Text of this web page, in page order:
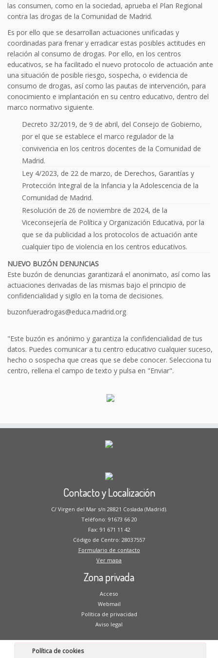
las consumen, como en la sociedad, aprueba el Plan Regional
contra las drogas de la Comunidad de Madrid.
Es por ello que se desarrollan actuaciones unificadas y
coordinadas para frenar y erradicar estas posibles actitudes en
relación al consumo de drogas. Por ello, en los centros
educativos, se ha facilitado el nuevo protocolo de actuación ante
una situación de posible riesgo, sospecha, o evidencia de
consumo de drogas, así como las pautas de intervención, para
conocimiento e implantación en su centro educativo, dentro del
marco normativo siguiente.
Decreto 32/2019, de 9 de abril, del Consejo de Gobierno,
por el que se establece el marco regulador de la
convivencia en los centros docentes de la Comunidad de
Madrid.
Ley 4/2023, de 22 de marzo, de Derechos, Garantías y
Protección Integral de la Infancia y la Adolescencia de la
Comunidad de Madrid.
Resolución de 26 de noviembre de 2024, de la
Viceconsejería de Política y Organización Educativa, por la
que se da publicidad a los protocolos de actuación ante
cualquier tipo de violencia en los centros educativos.
NUEVO BUZÓN DENUNCIAS
Este buzón de denuncias garantizará el anonimato, así como las
actuaciones derivadas de las mismas bajo el principio de
confidencialidad y sigilo en la toma de decisiones.
buzonfueradrogas@educa.madrid.org
"Este buzón es anónimo y garantiza la confidencialidad de tus
datos. Puedes comunicar a tu centro educativo cualquier suceso,
hecho o sospecha que creas que se debe conocer. Selecciona tu
centro, rellena el campo de texto y pulsa en "Enviar".
Contacto y Localización
C/ Virgen del Mar s/n 28821 Coslada (Madrid).
Teléfono: 91673 66 20
Fax: 91 671 11 42
Código de Centro: 28037557
Formulario de contacto
Ver mapa
Zona privada
Acceso
Webmail
Política de privacidad
Aviso legal
Política de cookies